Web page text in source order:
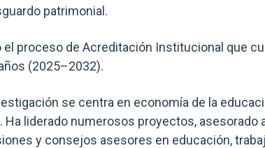
patrimonial.
el proceso de Acreditación Institucional que
(2025–2032).
se centra en economía de la
Ha liderado numerosos proyectos,
y consejos asesores en educación,